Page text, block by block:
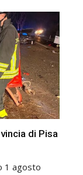
di Pisa
1 agosto